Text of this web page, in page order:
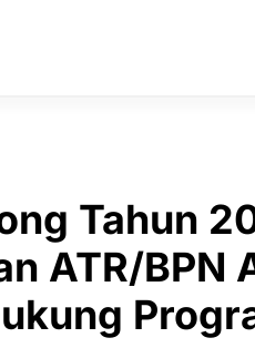
Tahun
ATR/BPN